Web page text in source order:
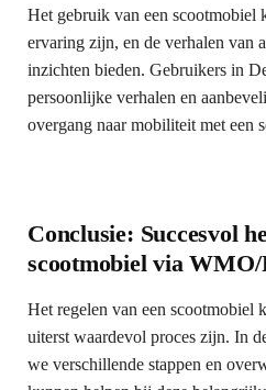
Het gebruik van een scootmobiel
ervaring zijn, en de verhalen van
inzichten bieden. Gebruikers in
persoonlijke verhalen en
overgang naar mobiliteit met een
Conclusie: Succesvol
scootmobiel via
Het regelen van een scootmobiel
uiterst waardevol proces zijn. In
we verschillende stappen en